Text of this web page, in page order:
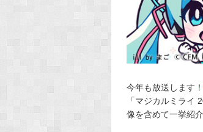
今年も放送します！
「マジカルミライ
像を含めて一挙紹